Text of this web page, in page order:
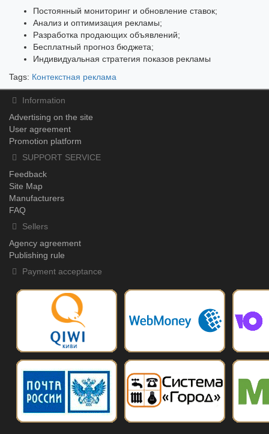
Постоянный мониторинг и обновление ставок;
Анализ и оптимизация рекламы;
Разработка продающих объявлений;
Бесплатный прогноз бюджета;
Индивидуальная стратегия показов рекламы
Tags: Контекстная реклама
Information
Advertising on the site
User agreement
Promotion platform
SUPPORT SERVICE
Feedback
Site Map
Manufacturers
FAQ
Sellers
Agency agreement
Publishing rule
Payment acceptance